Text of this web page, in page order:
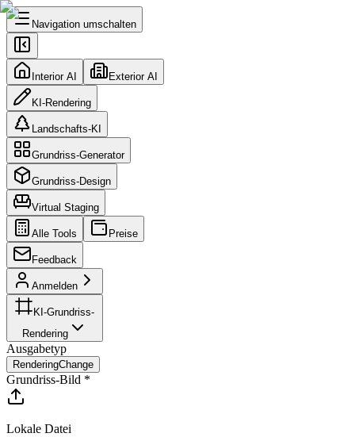
Navigation umschalten
Interior AI Exterior AI
KI-Rendering
Landschafts-KI
Grundriss-Generator
Grundriss-Design
Virtual Staging
Alle Tools Preise
Feedback
Anmelden
KI-Grundriss-
Rendering
Ausgabetyp
RenderingChange
Grundriss-Bild *
Lokale Datei